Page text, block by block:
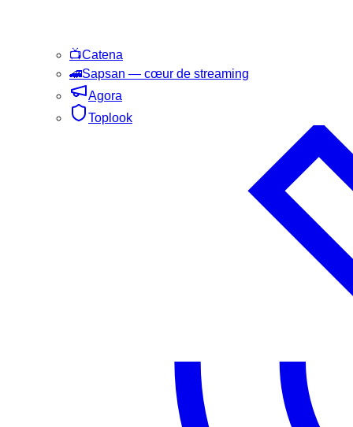
📺Catena
🚄Sapsan — cœur de streaming
Agora
Toplook